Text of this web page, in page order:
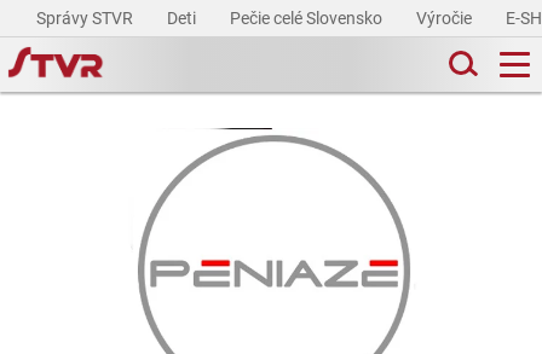
Správy STVR Deti Pečie celé Slovensko Výročie E-